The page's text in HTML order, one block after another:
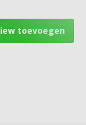
toevoegen